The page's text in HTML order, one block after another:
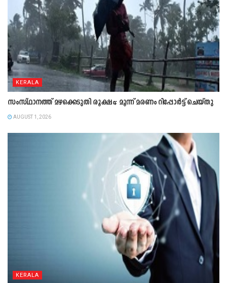
KERALA
സംസ്ഥാനത്ത് മഴക്കെടുതി രൂക്ഷം; മൂന്ന് മരണം റിപ്പോർട്ട് ചെയ്തു
AUGUST 1, 2026
KERALA